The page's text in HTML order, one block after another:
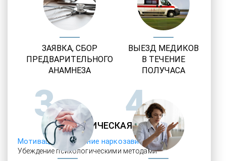
НАРКОЛОГИЧЕСКАЯ ПОМОЩЬ
Мотивация на лечение наркозависимости
Убеждение психологическими методами
ЗАЯВКА, СБОР
ПРЕДВАРИТЕЛЬНОГО
АНАМНЕЗА
ВЫЕЗД МЕДИКОВ
В ТЕЧЕНИЕ
ПОЛУЧАСА
3 4